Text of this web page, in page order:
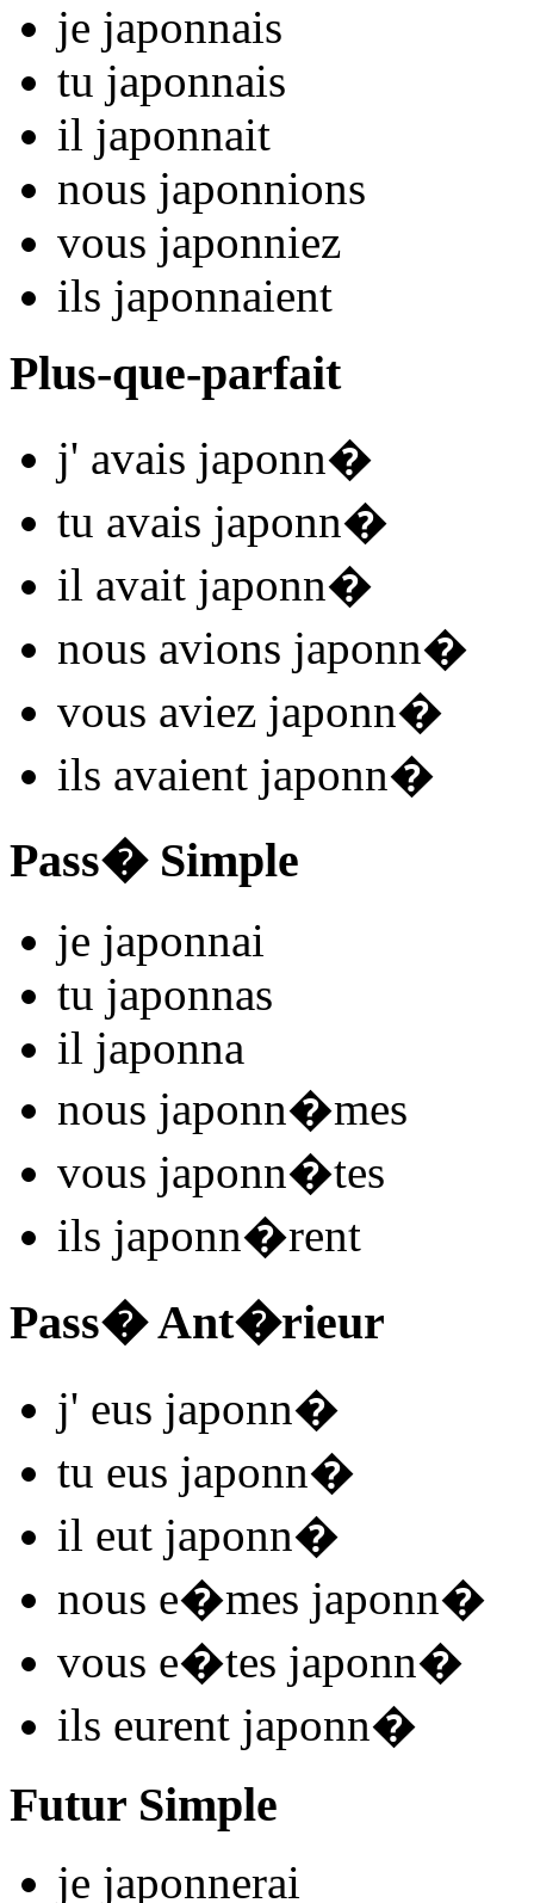
je japonnais
tu japonnais
il japonnait
nous japonnions
vous japonniez
ils japonnaient
Plus-que-parfait
j' avais japonn�
tu avais japonn�
il avait japonn�
nous avions japonn�
vous aviez japonn�
ils avaient japonn�
Pass� Simple
je japonnai
tu japonnas
il japonna
nous japonn�mes
vous japonn�tes
ils japonn�rent
Pass� Ant�rieur
j' eus japonn�
tu eus japonn�
il eut japonn�
nous e�mes japonn�
vous e�tes japonn�
ils eurent japonn�
Futur Simple
je japonnerai